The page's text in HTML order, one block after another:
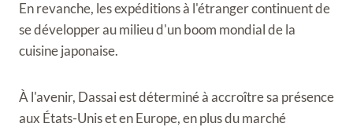
En revanche, les expéditions à l'étranger continuent de
se développer au milieu d'un boom mondial de la
cuisine japonaise.
À l'avenir, Dassai est déterminé à accroître sa présence
aux États-Unis et en Europe, en plus du marché